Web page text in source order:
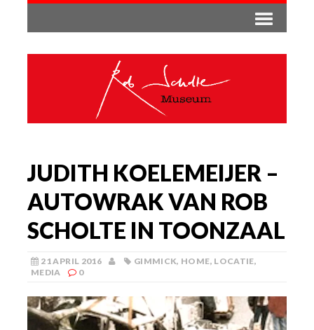
JUDITH KOELEMEIJER –
AUTOWRAK VAN ROB
SCHOLTE IN TOONZAAL
21 APRIL 2016 GIMMICK, HOME, LOCATIE,
MEDIA
0